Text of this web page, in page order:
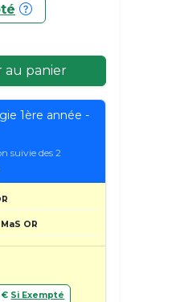
au panier
1ère année -
suivie des 2
OR
€ Si Exempté